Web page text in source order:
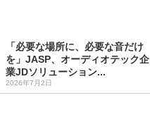
「必要な場所に、必要な音だけ
を」JASP、オーディオテック企
業JDソリューション...
2026年7月2日